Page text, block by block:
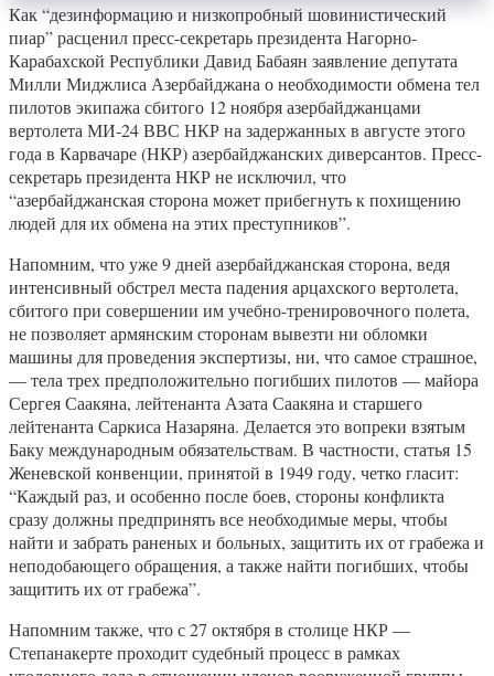
Как “дезинформацию и низкопробный шовинистический
пиар” расценил пресс-секретарь президента Нагорно-
Карабахской Республики Давид Бабаян заявление депутата
Милли Миджлиса Азербайджана о необходимости обмена тел
пилотов экипажа сбитого 12 ноября азербайджанцами
вертолета МИ-24 ВВС НКР на задержанных в августе этого
года в Карвачаре (НКР) азербайджанских диверсантов. Пресс-
секретарь президента НКР не исключил, что
“азербайджанская сторона может прибегнуть к похищению
людей для их обмена на этих преступников”.
Напомним, что уже 9 дней азербайджанская сторона, ведя
интенсивный обстрел места падения арцахского вертолета,
сбитого при совершении им учебно-тренировочного полета,
не позволяет армянским сторонам вывезти ни обломки
машины для проведения экспертизы, ни, что самое страшное,
— тела трех предположительно погибших пилотов — майора
Сергея Саакяна, лейтенанта Азата Саакяна и старшего
лейтенанта Саркиса Назаряна. Делается это вопреки взятым
Баку международным обязательствам. В частности, статья 15
Женевской конвенции, принятой в 1949 году, четко гласит:
“Каждый раз, и особенно после боев, стороны конфликта
сразу должны предпринять все необходимые меры, чтобы
найти и забрать раненых и больных, защитить их от грабежа и
неподобающего обращения, а также найти погибших, чтобы
защитить их от грабежа”.
Напомним также, что с 27 октября в столице НКР —
Степанакерте проходит судебный процесс в рамках